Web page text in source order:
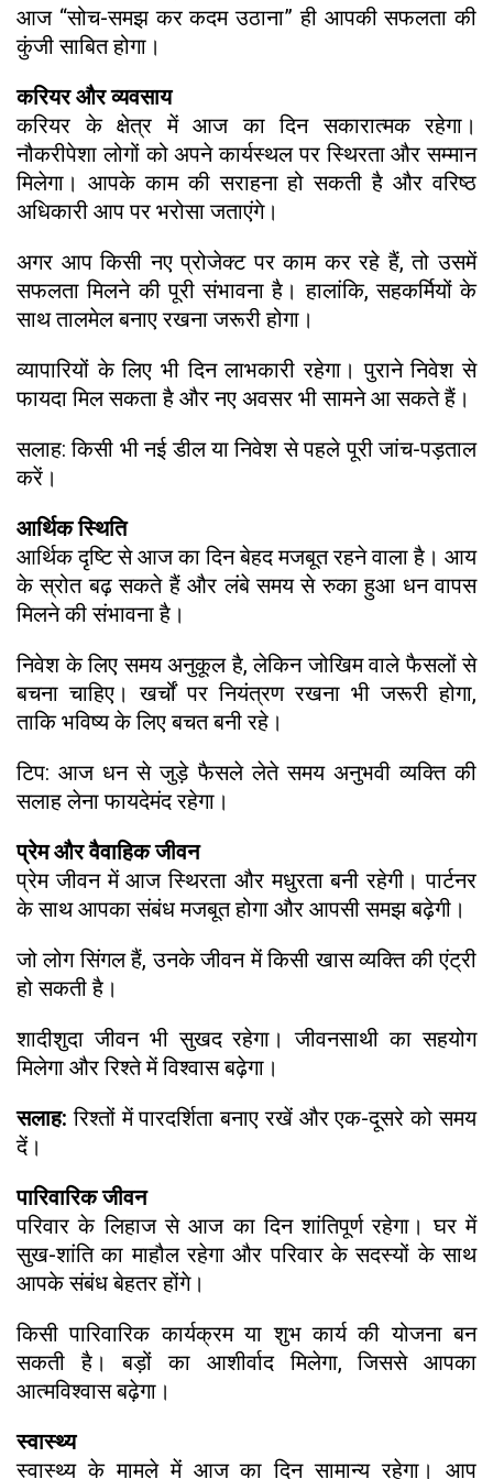
आज “सोच-समझ कर कदम उठाना” ही आपकी सफलता की
कुंजी साबित होगा।
करियर और व्यवसाय
करियर के क्षेत्र में आज का दिन सकारात्मक रहेगा।
नौकरीपेशा लोगों को अपने कार्यस्थल पर स्थिरता और सम्मान
मिलेगा। आपके काम की सराहना हो सकती है और वरिष्ठ
अधिकारी आप पर भरोसा जताएंगे।
अगर आप किसी नए प्रोजेक्ट पर काम कर रहे हैं, तो उसमें
सफलता मिलने की पूरी संभावना है। हालांकि, सहकर्मियों के
साथ तालमेल बनाए रखना जरूरी होगा।
व्यापारियों के लिए भी दिन लाभकारी रहेगा। पुराने निवेश से
फायदा मिल सकता है और नए अवसर भी सामने आ सकते हैं।
सलाह: किसी भी नई डील या निवेश से पहले पूरी जांच-पड़ताल
करें।
आर्थिक स्थिति
आर्थिक दृष्टि से आज का दिन बेहद मजबूत रहने वाला है। आय
के स्रोत बढ़ सकते हैं और लंबे समय से रुका हुआ धन वापस
मिलने की संभावना है।
निवेश के लिए समय अनुकूल है, लेकिन जोखिम वाले फैसलों से
बचना चाहिए। खर्चों पर नियंत्रण रखना भी जरूरी होगा,
ताकि भविष्य के लिए बचत बनी रहे।
टिप: आज धन से जुड़े फैसले लेते समय अनुभवी व्यक्ति की
सलाह लेना फायदेमंद रहेगा।
प्रेम और वैवाहिक जीवन
प्रेम जीवन में आज स्थिरता और मधुरता बनी रहेगी। पार्टनर
के साथ आपका संबंध मजबूत होगा और आपसी समझ बढ़ेगी।
जो लोग सिंगल हैं, उनके जीवन में किसी खास व्यक्ति की एंट्री
हो सकती है।
शादीशुदा जीवन भी सुखद रहेगा। जीवनसाथी का सहयोग
मिलेगा और रिश्ते में विश्वास बढ़ेगा।
सलाह:रिश्तों में पारदर्शिता बनाए रखें और एक-दूसरे को समय
दें।
पारिवारिक जीवन
परिवार के लिहाज से आज का दिन शांतिपूर्ण रहेगा। घर में
सुख-शांति का माहौल रहेगा और परिवार के सदस्यों के साथ
आपके संबंध बेहतर होंगे।
किसी पारिवारिक कार्यक्रम या शुभ कार्य की योजना बन
सकती है। बड़ों का आशीर्वाद मिलेगा, जिससे आपका
आत्मविश्वास बढ़ेगा।
स्वास्थ्य
स्वास्थ्य के मामले में आज का दिन सामान्य रहेगा। आप